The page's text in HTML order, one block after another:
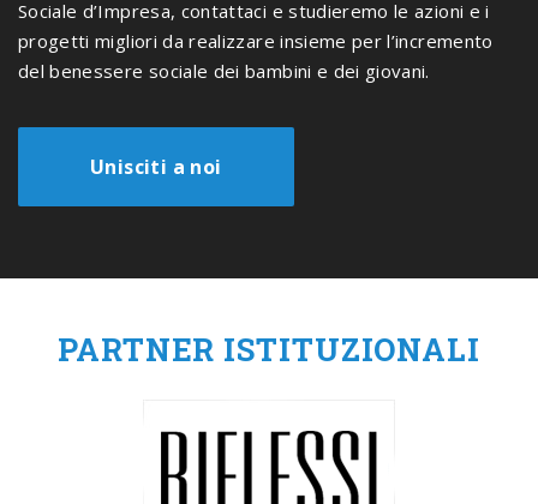
Sociale d’Impresa, contattaci e studieremo le azioni e i
progetti migliori da realizzare insieme per l’incremento
del benessere sociale dei bambini e dei giovani.
Unisciti a noi
PARTNER ISTITUZIONALI